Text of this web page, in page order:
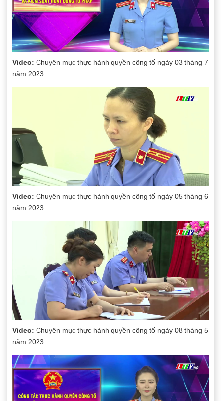
Video: Chuyên mục thực hành quyền công tố ngày 03 tháng 7
năm 2023
Video: Chuyên mục thực hành quyền công tố ngày 05 tháng 6
năm 2023
Video: Chuyên mục thực hành quyền công tố ngày 08 tháng 5
năm 2023